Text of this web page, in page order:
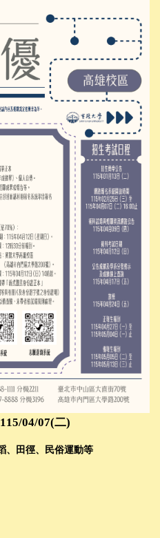
04/07(二)
、田徑、民俗運動等